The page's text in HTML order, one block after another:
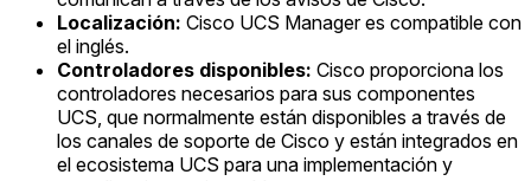
Localización: Cisco UCS Manager es compatible con
el inglés.
Controladores disponibles: Cisco proporciona los
controladores necesarios para sus componentes
UCS, que normalmente están disponibles a través de
los canales de soporte de Cisco y están integrados en
el ecosistema UCS para una implementación y